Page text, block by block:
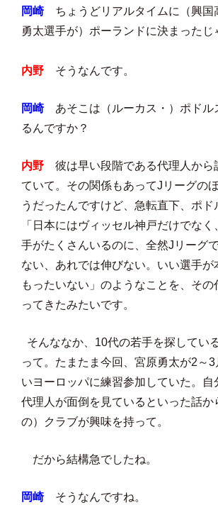
岡崎ちょうどリアルタイムに（興国
勇太選手が）ポーランドに決まったじ
内野 そうなんです。
岡崎あそこは（ルーカス・）ポドル
るんですか？
内野 彼は早い段階である代理人から
ていて。その関係もあってJリーグの
うだったんですけど、急転直下、ポド
「日本にはヴィッセル神戸だけでな
手がたくさんいるのに、全然Jリーグ
ない、あれでは伸びない。いい選手が
もったいない」のようなことを、そ
ってきたみたいです。
そんななか、10代の若手を探してい
って。たまたま今回、宮原勇太が2～
いヨーロッパに練習参加していた。自
代理人が面倒を見ているといった話か
の）クラブが興味を持って。
だから結構急でしたね。
岡崎そうなんですね。